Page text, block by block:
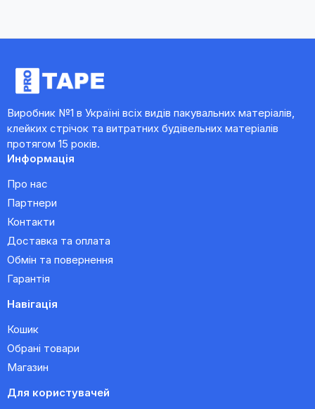
Виробник №1 в Україні всіх видів пакувальних матеріалів,
клейких стрічок та витратних будівельних матеріалів
протягом 15 років.
Информація
Про нас
Партнери
Контакти
Доставка та оплата
Обмін та повернення
Гарантія
Навігація
Кошик
Обрані товари
Магазин
Для користувачей